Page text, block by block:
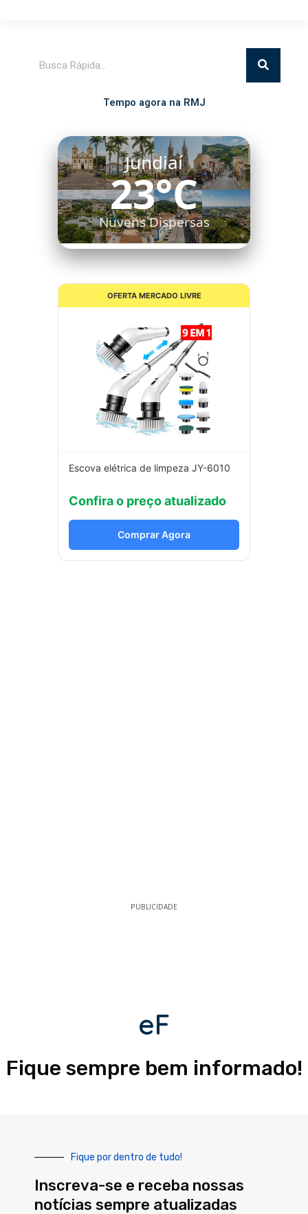
Tempo agora na RMJ
Jundiaí
23°C
Nuvens Dispersas
OFERTA MERCADO LIVRE
Escova elétrica de limpeza JY-6010
Confira o preço atualizado
Comprar Agora
PUBLICIDADE
eF
Fique sempre bem informado!
Fique por dentro de tudo!
Inscreva-se e receba nossas
notícias sempre atualizadas